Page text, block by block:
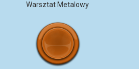
Warsztat Metalowy